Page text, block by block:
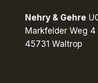
Nehry & Gehre
Markfelder Weg 4
45731 Waltrop